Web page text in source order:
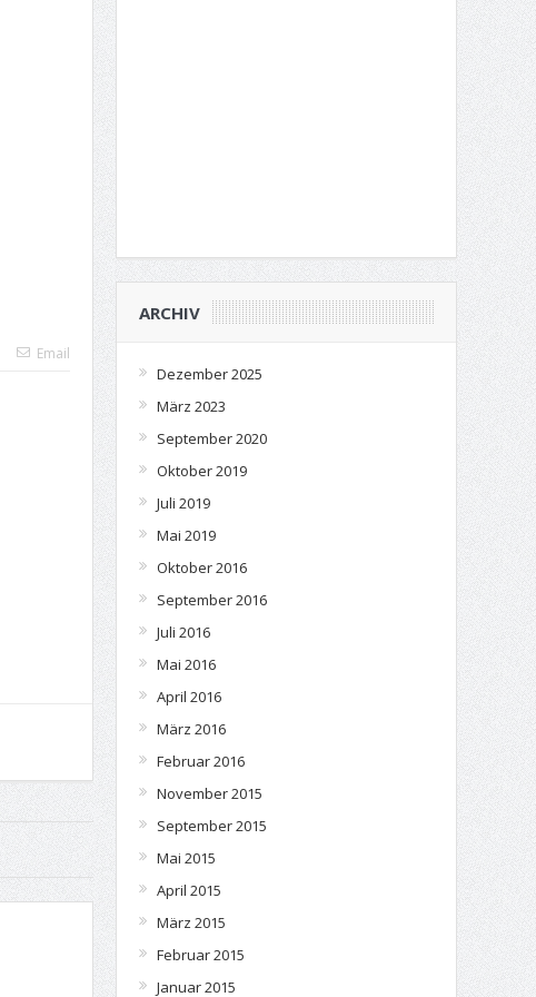
Email
ARCHIV
Dezember 2025
März 2023
September 2020
Oktober 2019
Juli 2019
Mai 2019
Oktober 2016
September 2016
Juli 2016
Mai 2016
April 2016
März 2016
Februar 2016
November 2015
September 2015
Mai 2015
April 2015
März 2015
Februar 2015
Januar 2015